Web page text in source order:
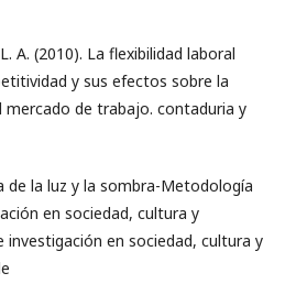
A. (2010). La flexibilidad laboral
y sus efectos sobre la
mercado de trabajo. contaduria y
de la luz y la sombra-Metodología
en sociedad, cultura y
investigación en sociedad, cultura y